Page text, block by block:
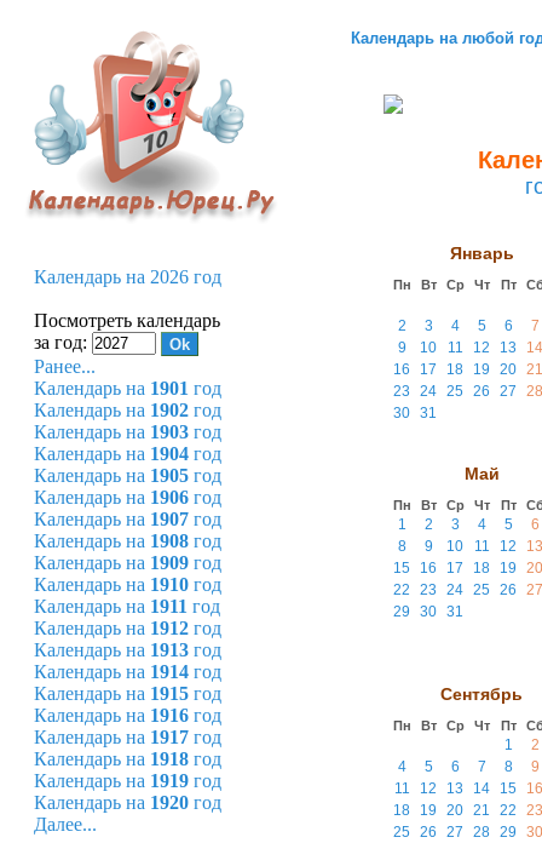
Календарь на любой
Январь
Пн Вт Ср Чт Пт
2 3 4 5 6
7
9
10 11 12 13
14
16
17 18 19 20 21
23
24 25 26 27
28
30 31
Май
Пн Вт Ср Чт Пт
1 2 3 4 5
6
8
9 10 11 12
13
15
16 17 18 19
20
22
23 24 25 26
27
29
30 31
Сентябрь
Пн Вт Ср Чт Пт
1
2
4
5 6 7 8
9
11
12 13 14 15
16
18
19 20 21 22
23
25
26 27 28 29 30
Календарь на 2026 год
Посмотреть календарь
за год:
Ранее...
Календарь на 1901 год
Календарь на 1902 год
Календарь на 1903 год
Календарь на 1904 год
Календарь на 1905 год
Календарь на 1906 год
Календарь на 1907 год
Календарь на 1908 год
Календарь на 1909 год
Календарь на 1910 год
Календарь на 1911 год
Календарь на 1912 год
Календарь на 1913 год
Календарь на 1914 год
Календарь на 1915 год
Календарь на 1916 год
Календарь на 1917 год
Календарь на 1918 год
Календарь на 1919 год
Календарь на 1920 год
Далее...